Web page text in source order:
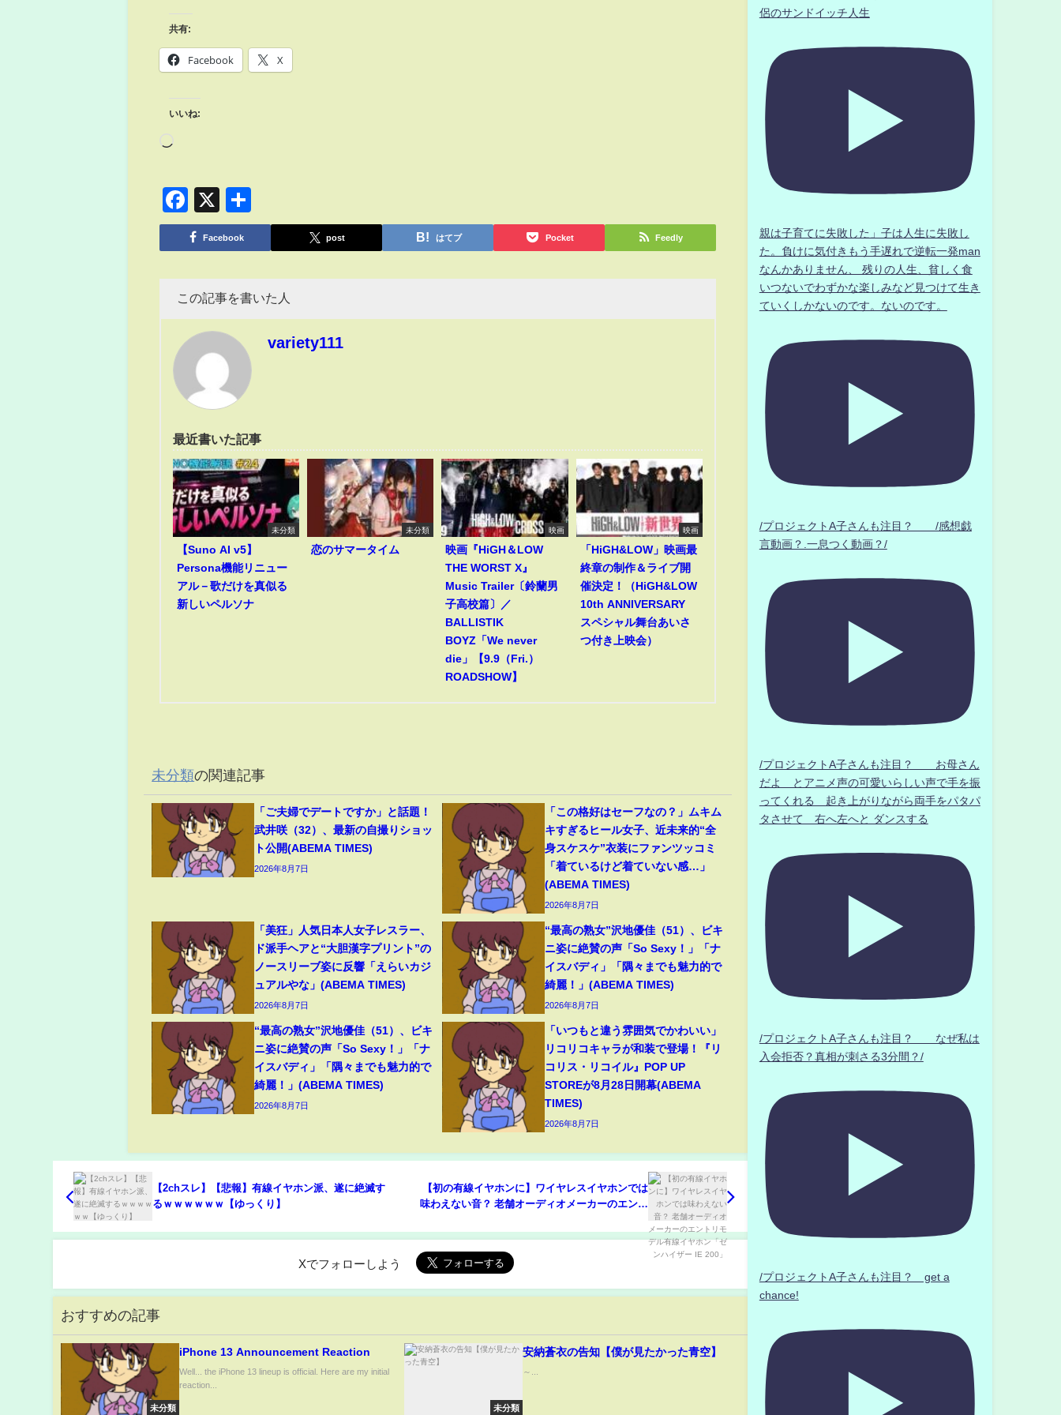
共有:
Facebook X
いいね:
Facebook
X
有
Facebook post はてブ Pocket Feedly
この記事を書いた人
variety111
最近書いた記事
未分類
【Suno AI v5】
Persona機能リニュー
アル－歌だけを真似る
新しいペルソナ
未分類
恋のサマータイム
映画
映画『HiGH＆LOW
THE WORST X』
Music Trailer〔鈴蘭男
子高校篇〕／
BALLISTIK
BOYZ「We never
die」【9.9（Fri.）
ROADSHOW】
映画
「HiGH&LOW」映画最
終章の制作＆ライブ開
催決定！（HiGH&LOW
10th ANNIVERSARY
スペシャル舞台あいさ
つ付き上映会）
未分類の関連記事
「ご夫婦でデートですか」と話題！
武井咲（32）、最新の自撮りショッ
ト公開(ABEMA TIMES)
2026年8月7日
「この格好はセーフなの？」ムキム
キすぎるヒール女子、近未来的“全
身スケスケ”衣装にファンツッコミ
「着ているけど着ていない感…」
(ABEMA TIMES)
2026年8月7日
「美狂」人気日本人女子レスラー、
ド派手ヘアと“大胆漢字プリント”の
ノースリーブ姿に反響「えらいカジ
ュアルやな」(ABEMA TIMES)
2026年8月7日
“最高の熟女”沢地優佳（51）、ビキ
ニ姿に絶賛の声「So Sexy！」「ナ
イスバディ」「隅々までも魅力的で
綺麗！」(ABEMA TIMES)
2026年8月7日
“最高の熟女”沢地優佳（51）、ビキ
ニ姿に絶賛の声「So Sexy！」「ナ
イスバディ」「隅々までも魅力的で
綺麗！」(ABEMA TIMES)
2026年8月7日
「いつもと違う雰囲気でかわいい」
リコリコキャラが和装で登場！『リ
コリス・リコイル』POP UP
STOREが8月28日開幕(ABEMA
TIMES)
2026年8月7日
【2chスレ】【悲報】有線イヤホン派、遂に絶滅す
るｗｗｗｗｗｗ【ゆっくり】
【初の有線イヤホンに】ワイヤレスイヤホンでは
味わえない音？ 老舗オーディオメーカーのエント
Xでフォローしよう
おすすめの記事
未分類
iPhone 13 Announcement Reaction
Well... the iPhone 13 lineup is official. Here are my initial
reaction...
未分類
安納蒼衣の告知【僕が見たかった青空】
～...
侶のサンドイッチ人生
親は子育てに失敗した」子は人生に失敗し
た。負けに気付きもう手遅れで逆転一発man
なんかありません、 残りの人生、貧しく食
いつないでわずかな楽しみなど見つけて生き
ていくしかないのです。ないのです。
/プロジェクトA子さんも注目？ /感想戯
言動画？.一息つく動画？/
/プロジェクトA子さんも注目？ お母さん
だよ とアニメ声の可愛いらしい声で手を振
ってくれる 起き上がりながら両手をパタパ
タさせて 右へ左へと ダンスする
/プロジェクトA子さんも注目？ なぜ私は
入会拒否？真相が刺さる3分間？/
/プロジェクトA子さんも注目？ get a
chance!